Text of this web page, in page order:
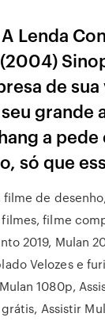
Lenda
de sua
grande
a pede
só que
de
filme
2019, Mulan
Velozes e
1080p,
Assistir